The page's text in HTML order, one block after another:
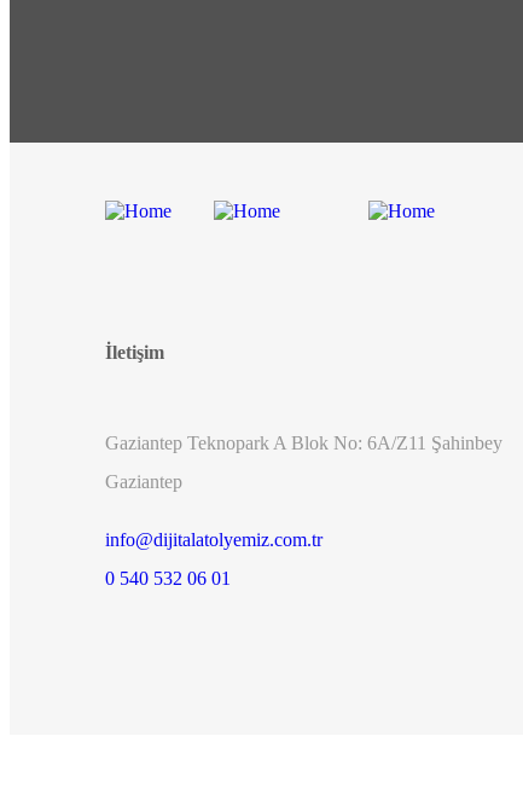
İletişim
Gaziantep Teknopark A Blok No: 6A/Z11 Şahinbey
Gaziantep
info@dijitalatolyemiz.com.tr
0 540 532 06 01